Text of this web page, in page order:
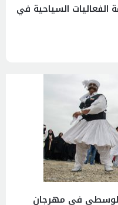
السياحية في
الوسطى في مهرجان